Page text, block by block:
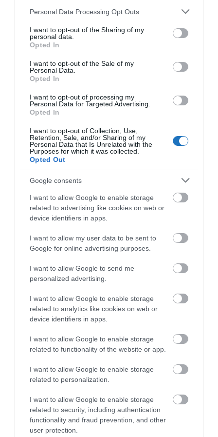
Please note that this website/app uses one or more Google
not limited to your visit or usage behaviour. You may click to
grant or deny consent to Google and its third-party tags to
use your data for below specified purposes in below Google
consent section.
Personal Data Processing Opt Outs
I want to opt-out of the Sharing of my
personal data.
Opted In
I want to opt-out of the Sale of my
Personal Data.
Opted In
I want to opt-out of processing my
Personal Data for Targeted Advertising.
Opted In
I want to opt-out of Collection, Use,
Retention, Sale, and/or Sharing of my
Personal Data that Is Unrelated with the
Purposes for which it was collected.
Opted Out
Google consents
I want to allow Google to enable storage
related to advertising like cookies on web or
device identifiers in apps.
I want to allow my user data to be sent to
Google for online advertising purposes.
I want to allow Google to send me
personalized advertising.
I want to allow Google to enable storage
related to analytics like cookies on web or
device identifiers in apps.
I want to allow Google to enable storage
related to functionality of the website or app.
I want to allow Google to enable storage
related to personalization.
I want to allow Google to enable storage
related to security, including authentication
functionality and fraud prevention, and other
user protection.
Az első közös program szeptemberben indul, ahol az
egyetemen tanulók duális képzés, valamint
kooperatív doktori program keretein belül bővíthetik
a tudásukat a Wellis Magyarország Zrt.
munkatársainak segítségével, jövő nyáron pedig nyári
gyakorlatra várják a diákokat.
A Wellis Magyarország Zrt. fontos lépéseket tesz a
folyamatos fejlődés és fejlesztések irányába, tavaly
novemberben jelentették meg a világ egyik
legenergiahatékonyabb medencecsaládjukat, a Life-
ot, melynek tagjai kedvező energiafogyasztással,
energiatakarékos motorral, új, skandináv
szigeteléssel, és egyedi szabadalommal rendelkező
vízfertőtlenítő rendszerrel kerülnek ki a piacra.
Az eseményről a Miskolci Egyetem közölt
képgalériát, ide kattintva tekinthető meg.
A Wellis magyar sikersztori
A cég 2003-as alapítása óta mára már Európa-szerte
életmód iránti igény növeli a minőségi wellness
termékek iránti keresletet. Köszönhetően a
Wellis mára az európai piac legnagyobb
jakuzzigyártójává vált. Hidromasszázs medencéket,
ellenáramoltatós úszómedencéket, hozzájuk tartozó
thermotetőket és medence oldalburkolatokat
gyártanak. Második telephelyükön, Ózdon 2021-ben
kezdték meg a masszázsmedence gyártást.
A 2022-es évtől a Természet Élménye kampány